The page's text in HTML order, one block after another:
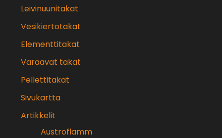
Leivinuunitakat
Vesikiertotakat
Elementtitakat
Varaavat takat
Pellettitakat
Sivukartta
Artikkelit
Austroflamm